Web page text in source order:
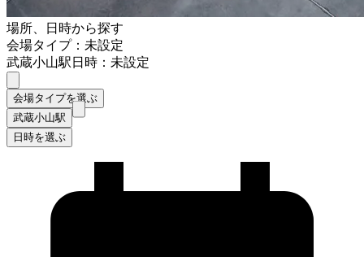
場所、日時から探す
会場タイプ：未設定
武蔵小山駅日時：未設定
会場タイプを選ぶ
武蔵小山駅
日時を選ぶ